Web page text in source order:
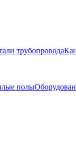
трубопровода
полы